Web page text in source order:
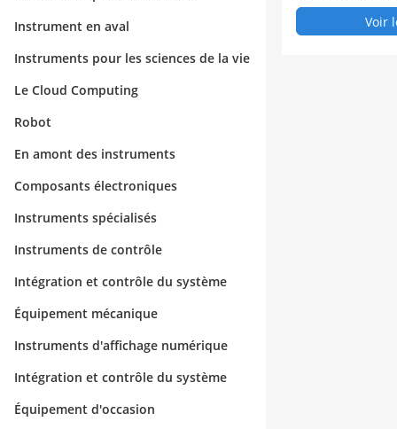
Instrument en aval
Instruments pour les sciences de la vie
Le Cloud Computing
Robot
En amont des instruments
Composants électroniques
Instruments spécialisés
Instruments de contrôle
Intégration et contrôle du système
Équipement mécanique
Instruments d'affichage numérique
Intégration et contrôle du système
Équipement d'occasion
d'impression de
Voir